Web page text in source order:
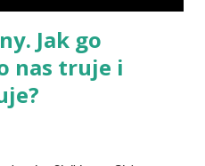
Jak go
nas truje i